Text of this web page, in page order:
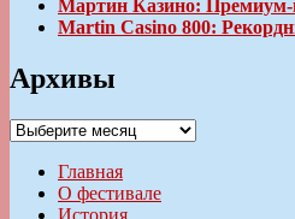
Мартин Казино: Премиум-
Martin Casino 800:
Архивы
Архивы
Главная
О фестивале
История